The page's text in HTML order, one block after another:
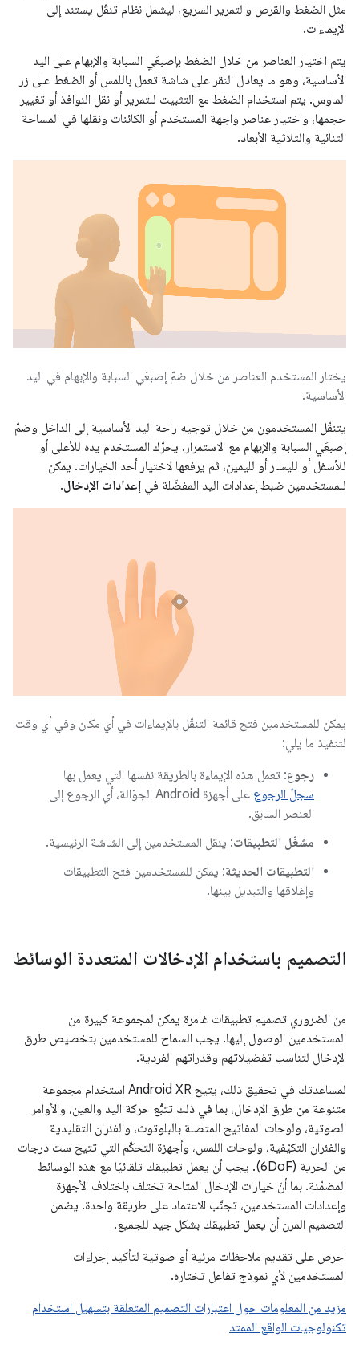
مثل الضغط والقرص والتمرير السريع، ليشمل نظام تنقّل يستند إلى
الإيماءات.
يتم اختيار العناصر من خلال الضغط بإصبعَي السبابة والإبهام على اليد
الأساسية، وهو ما يعادل النقر على شاشة تعمل باللمس أو الضغط على زر
الماوس. يتم استخدام الضغط مع التثبيت للتمرير أو نقل النوافذ أو تغيير
حجمها، واختيار عناصر واجهة المستخدم أو الكائنات ونقلها في المساحة
الثنائية والثلاثية الأبعاد.
يختار المستخدم العناصر من خلال ضمّ إصبعَي السبابة والإبهام في اليد
الأساسية.
يتنقّل المستخدمون من خلال توجيه راحة اليد الأساسية إلى الداخل وضمّ
إصبعَي السبابة والإبهام مع الاستمرار. يحرّك المستخدم يده للأعلى أو
للأسفل أو لليسار أو لليمين، ثم يرفعها لاختيار أحد الخيارات. يمكن
للمستخدمين ضبط إعدادات اليد المفضّلة في إعدادات الإدخال.
يمكن للمستخدمين فتح قائمة التنقّل بالإيماءات في أي مكان وفي أي وقت
لتنفيذ ما يلي:
رجوع: تعمل هذه الإيماءة بالطريقة نفسها التي يعمل بها
سجلّ الرجوع
على أجهزة Android الجوّالة، أي الرجوع إلى
العنصر السابق.
مشغّل التطبيقات: ينقل المستخدمين إلى الشاشة الرئيسية.
التطبيقات الحديثة: يمكن للمستخدمين فتح التطبيقات
وإغلاقها والتبديل بينها.
التصميم باستخدام الإدخالات المتعددة الوسائط
من الضروري تصميم تطبيقات غامرة يمكن لمجموعة كبيرة من
المستخدمين الوصول إليها. يجب السماح للمستخدمين بتخصيص طرق
الإدخال لتناسب تفضيلاتهم وقدراتهم الفردية.
لمساعدتك في تحقيق ذلك، يتيح Android XR استخدام مجموعة
متنوعة من طرق الإدخال، بما في ذلك تتبُّع حركة اليد والعين، والأوامر
الصوتية، ولوحات المفاتيح المتصلة بالبلوتوث، والفئران التقليدية
والفئران التكيّفية، ولوحات اللمس، وأجهزة التحكّم التي تتيح ست درجات
من الحرية (6DoF). يجب أن يعمل تطبيقك تلقائيًا مع هذه الوسائط
المضمّنة. بما أنّ خيارات الإدخال المتاحة تختلف باختلاف الأجهزة
وإعدادات المستخدمين، تجنَّب الاعتماد على طريقة واحدة. يضمن
التصميم المرن أن يعمل تطبيقك بشكل جيد للجميع.
احرص على تقديم ملاحظات مرئية أو صوتية لتأكيد إجراءات
المستخدمين لأي نموذج تفاعل تختاره.
مزيد من المعلومات حول اعتبارات التصميم المتعلقة بتسهيل استخدام
تكنولوجيات الواقع الممتد